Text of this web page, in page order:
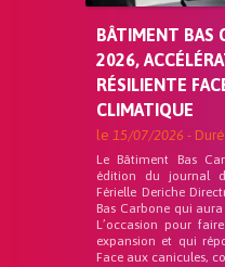
BÂTIMENT BAS
2026,
RÉSILIENTE
CLIMATIQUE
le 15/07/2026 -
Le Bâtiment Bas
édition du journal
Férielle Deriche
Bas Carbone qui
L’occasion pour
expansion et qui
Face aux canicules,